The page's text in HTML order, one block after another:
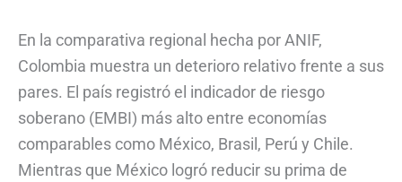
En la comparativa regional hecha por ANIF,
Colombia muestra un deterioro relativo frente a sus
pares. El país registró el indicador de riesgo
soberano (EMBI) más alto entre economías
comparables como México, Brasil, Perú y Chile.
Mientras que México logró reducir su prima de